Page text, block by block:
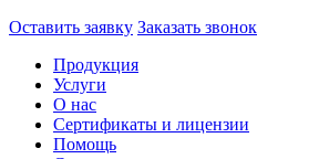
Оставить заявку Заказать звонок
Продукция
Услуги
О нас
Сертификаты и лицензии
Помощь